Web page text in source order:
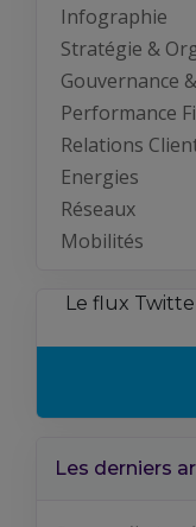
Infographie
Stratégie &
Gouvernance
Performance
Relations
Energies
Réseaux
Mobilités
Le flux
Les derniers